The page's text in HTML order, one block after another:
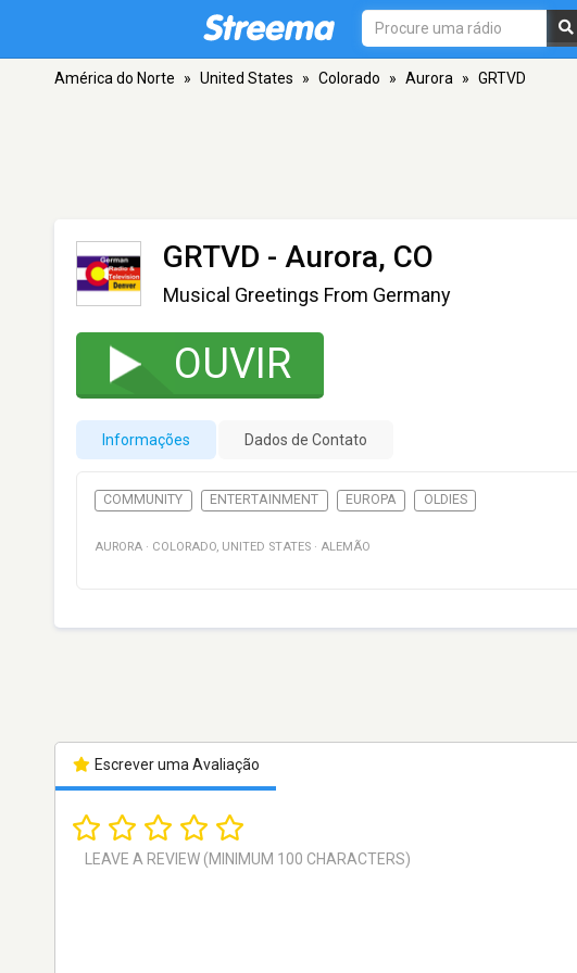
América do Norte » United States » Colorado » Aurora » GRTVD
GRTVD - Aurora, CO
Musical Greetings From Germany
OUVIR
Informações Dados de Contato
COMMUNITY ENTERTAINMENT EUROPA OLDIES
AURORA · COLORADO, UNITED STATES · ALEMÃO
Escrever uma Avaliação